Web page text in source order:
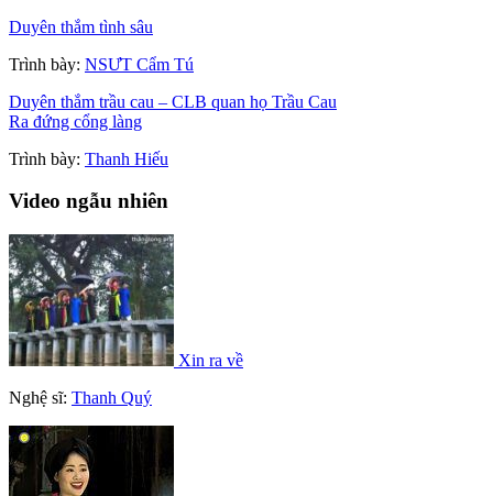
Duyên thắm tình sâu
Trình bày: NSƯT Cẩm Tú
Duyên thắm trầu cau – CLB quan họ Trầu Cau
Ra đứng cổng làng
Trình bày: Thanh Hiếu
Video ngẫu nhiên
Xin ra về
Nghệ sĩ: Thanh Quý